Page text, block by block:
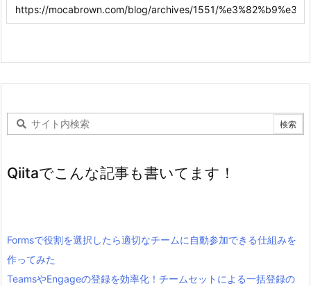
Qiitaでこんな記事も書いてます！
Formsで役割を選択したら適切なチームに自動参加できる仕組みを
作ってみた
TeamsやEngageの登録を効率化！チームセットによる一括登録の